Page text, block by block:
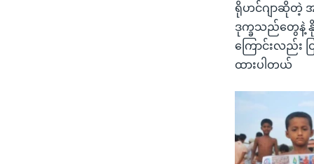
ရိုဟင်ဂျာဆိုတဲ့
ဒုက္ခသည်တွေနဲ့
ကြောင်းလည်း
ထားပါတယ်